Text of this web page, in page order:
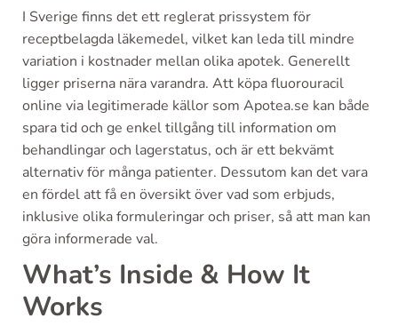
I Sverige finns det ett reglerat prissystem för
receptbelagda läkemedel, vilket kan leda till mindre
variation i kostnader mellan olika apotek. Generellt
ligger priserna nära varandra. Att köpa fluorouracil
online via legitimerade källor som Apotea.se kan både
spara tid och ge enkel tillgång till information om
behandlingar och lagerstatus, och är ett bekvämt
alternativ för många patienter. Dessutom kan det vara
en fördel att få en översikt över vad som erbjuds,
inklusive olika formuleringar och priser, så att man kan
göra informerade val.
What’s Inside & How It
Works